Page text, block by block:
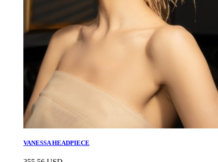
VANESSA HEADPIECE